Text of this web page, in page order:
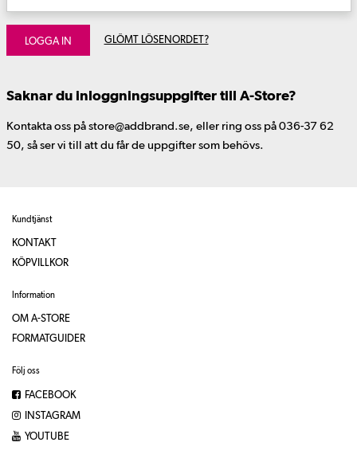
LOGGA IN GLÖMT LÖSENORDET?
Saknar du inloggningsuppgifter till A-Store?
Kontakta oss på store@addbrand.se, eller ring oss på 036-37 62
50, så ser vi till att du får de uppgifter som behövs.
Kundtjänst
KONTAKT
KÖPVILLKOR
Information
OM A-STORE
FORMATGUIDER
Följ oss
FACEBOOK
INSTAGRAM
YOUTUBE